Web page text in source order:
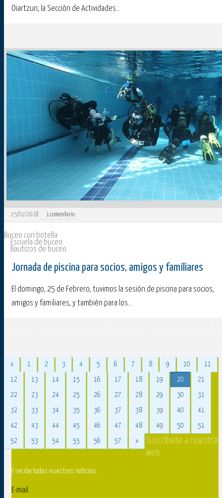
Oiartzun, la Sección de Actividades...
25/02/2018 1comentario
Buceo con botella
Escuela de buceo
Bautizos de buceo
Jornada de piscina para socios, amigos y familiares
El domingo, 25 de Febrero, tuvimos la sesión de piscina para socios,
amigos y familiares, y también para los...
« 1 2 3 4 5 6 7 8 9 10 11
12 13 14 15 16 17 18 19 20 21
22 23 24 25 26 27 28 29 30 31
32 33 34 35 36 37 38 39 40 41
42 43 44 45 46 47 48 49 50 51
52 53 54 55 56 57 »
Suscríbete a nuestra
web
Y recibe todas nuestras noticias.
E-mail